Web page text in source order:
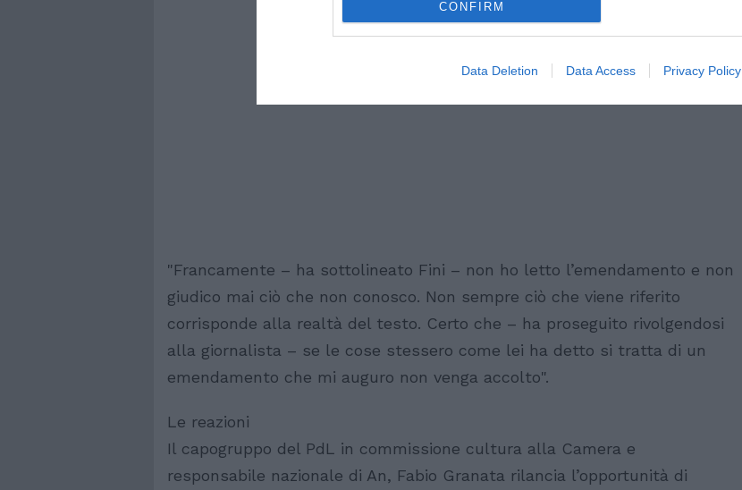
CONFIRM
Data Deletion Data Access Privacy Policy
"Francamente – ha sottolineato Fini – non ho letto l’emendamento e non
giudico mai ciò che non conosco. Non sempre ciò che viene riferito
corrisponde alla realtà del testo. Certo che – ha proseguito rivolgendosi
alla giornalista – se le cose stessero come lei ha detto si tratta di un
emendamento che mi auguro non venga accolto".
Le reazioni
Il capogruppo del PdL in commissione cultura alla Camera e
responsabile nazionale di An, Fabio Granata rilancia l’opportunità di